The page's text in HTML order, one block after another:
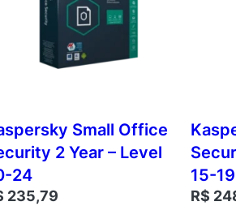
Small Office
2 Year – Level
24
235,79
15-19
R$